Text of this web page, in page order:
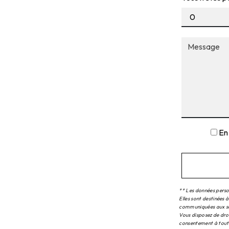
** Les données
Elles sont destinées
communiquées aux
Vous disposez de
consentement à